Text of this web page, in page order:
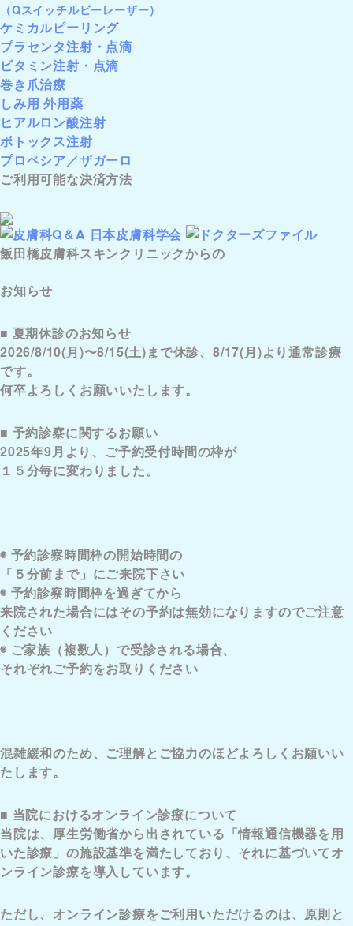
（Qスイッチルビーレーザー）
ケミカルピーリング
プラセンタ注射・点滴
ビタミン注射・点滴
巻き爪治療
しみ用 外用薬
ヒアルロン酸注射
ボトックス注射
プロペシア／ザガーロ
ご利用可能な決済方法
飯田橋皮膚科スキンクリニックからの
お知らせ
■ 夏期休診のお知らせ
2026/8/10(月)〜8/15(土)まで休診、8/17(月)より通常診療
です。
何卒よろしくお願いいたします。
■ 予約診察に関するお願い
2025年9月より、ご予約受付時間の枠が
１５分毎に変わりました。
◉ 予約診察時間枠の開始時間の
「５分前まで」にご来院下さい
◉ 予約診察時間枠を過ぎてから
来院された場合にはその予約は無効になりますのでご注意
ください
◉ ご家族（複数人）で受診される場合、
それぞれご予約をお取りください
混雑緩和のため、ご理解とご協力のほどよろしくお願いい
たします。
■ 当院におけるオンライン診療について
当院は、厚生労働省から出されている「情報通信機器を用
いた診療」の施設基準を満たしており、それに基づいてオ
ンライン診療を導入しています。
ただし、オンライン診療をご利用いただけるのは、原則と